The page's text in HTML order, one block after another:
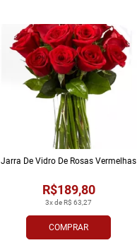
COMPRAR
3x de R$ 63,27
R$189,80
Jarra De Vidro De Rosas Vermelhas